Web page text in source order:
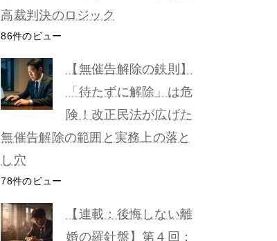
高裁判決のロジック
86件のビュー
【無催告解除の鉄則】
「待たずに解除」は危
険！改正民法が広げた
無催告解除の範囲と実務上の落と
し穴
78件のビュー
【連載：後悔しない離
婚の羅針盤】第４回：